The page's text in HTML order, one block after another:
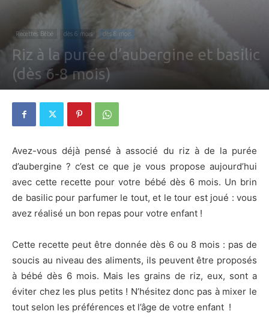
Recettes Bébé dès 6 mois dès 8 mois
Riz à la purée d’aubergine et basilic
(dès 6-8 mois)
Avez-vous déjà pensé à associé du riz à de la purée
d’aubergine ? c’est ce que je vous propose aujourd’hui
avec cette recette pour votre bébé dès 6 mois. Un brin
de basilic pour parfumer le tout, et le tour est joué : vous
avez réalisé un bon repas pour votre enfant !
Cette recette peut être donnée dès 6 ou 8 mois : pas de
soucis au niveau des aliments, ils peuvent être proposés
à bébé dès 6 mois. Mais les grains de riz, eux, sont a
éviter chez les plus petits ! N’hésitez donc pas à mixer le
tout selon les préférences et l’âge de votre enfant !